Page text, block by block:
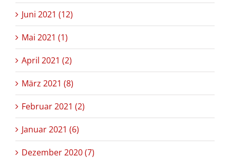
Juni 2021 (12)
Mai 2021 (1)
April 2021 (2)
März 2021 (8)
Februar 2021 (2)
Januar 2021 (6)
Dezember 2020 (7)